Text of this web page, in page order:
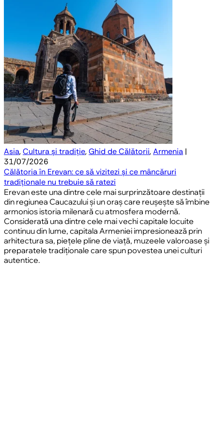
Asia,Cultura și tradiție,Ghid de Călătorii,Armenia |
31/07/2026
Călătoria în Erevan: ce să vizitezi și ce mâncăruri
tradiționale nu trebuie să ratezi
Erevan este una dintre cele mai surprinzătoare destinații
din regiunea Caucazului și un oraș care reușește să îmbine
armonios istoria milenară cu atmosfera modernă.
Considerată una dintre cele mai vechi capitale locuite
continuu din lume, capitala Armeniei impresionează prin
arhitectura sa, piețele pline de viață, muzeele valoroase și
preparatele tradiționale care spun povestea unei culturi
autentice.